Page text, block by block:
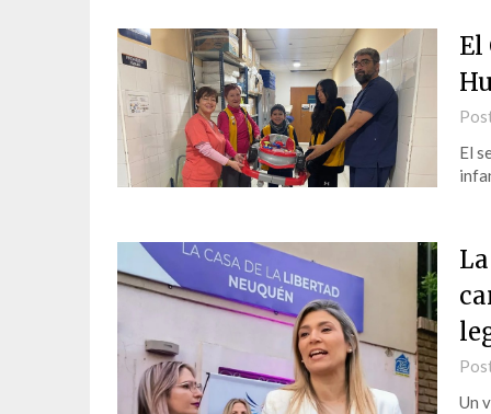
El
El
Un